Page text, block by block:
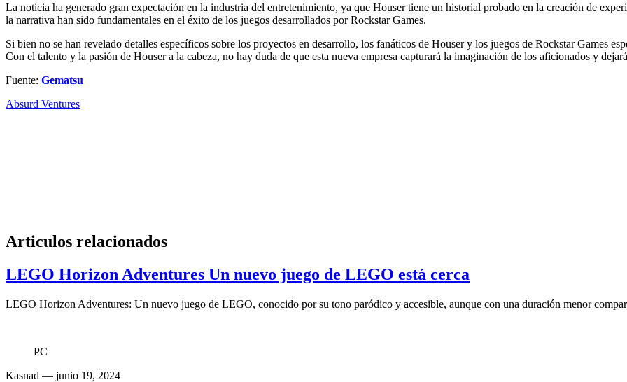
La noticia ha generado gran expectación en la industria del entretenimiento, ya que Houser tiene un historial probado en la creación de
la narrativa han sido fundamentales en el éxito de los juegos desarrollados por Rockstar Games.
Si bien no se han revelado detalles específicos sobre los proyectos en desarrollo, los fanáticos de Houser y los juegos de Rockstar Games
Con el talento y la pasión de Houser a la cabeza, no hay duda de que esta nueva empresa capturará la imaginación de los aficionados y
Fuente: Gematsu
Absurd Ventures
Articulos relacionados
LEGO Horizon Adventures Un nuevo juego de LEGO está cerca
LEGO Horizon Adventures: Un nuevo juego de LEGO, conocido por su tono paródico y accesible, aunque con una duración menor
PC
Kasnad — junio 19, 2024